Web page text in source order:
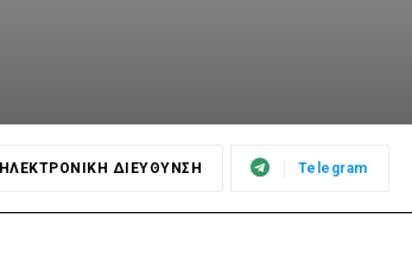
ΗΛΕΚΤΡΟΝΙΚΗ ΔΙΕΥΘΥΝΣΗ Telegram